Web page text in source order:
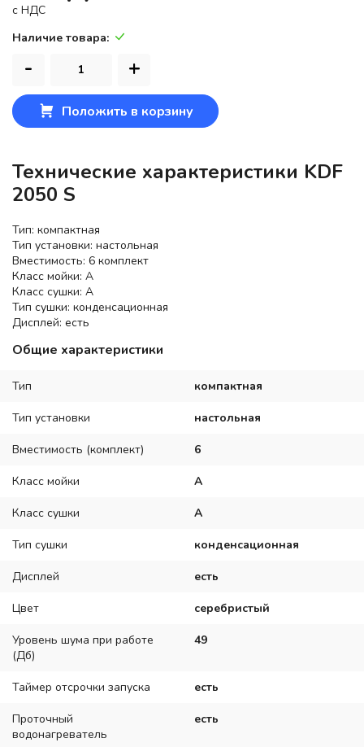
c НДС
Наличие товара:
- +
Положить в корзину
Технические характеристики KDF
2050 S
Тип: компактная
Тип установки: настольная
Вместимость: 6 комплект
Класс мойки: A
Класс сушки: A
Тип сушки: конденсационная
Дисплей: есть
Общие характеристики
Тип компактная
Тип установки настольная
Вместимость (комплект) 6
Класс мойки A
Класс сушки A
Тип сушки конденсационная
Дисплей есть
Цвет серебристый
Уровень шума при работе
(Дб)
49
Таймер отсрочки запуска есть
Проточный
водонагреватель
есть